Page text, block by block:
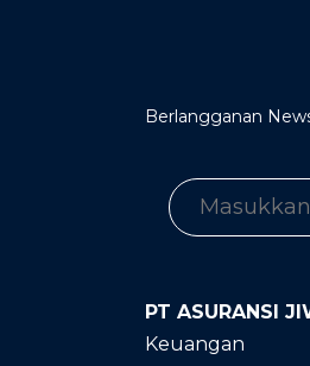
Berlangganan
PT ASURANSI
Keuangan